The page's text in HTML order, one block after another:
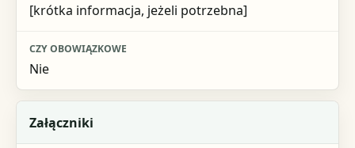
[krótka informacja, jeżeli potrzebna]
Nie
Załączniki